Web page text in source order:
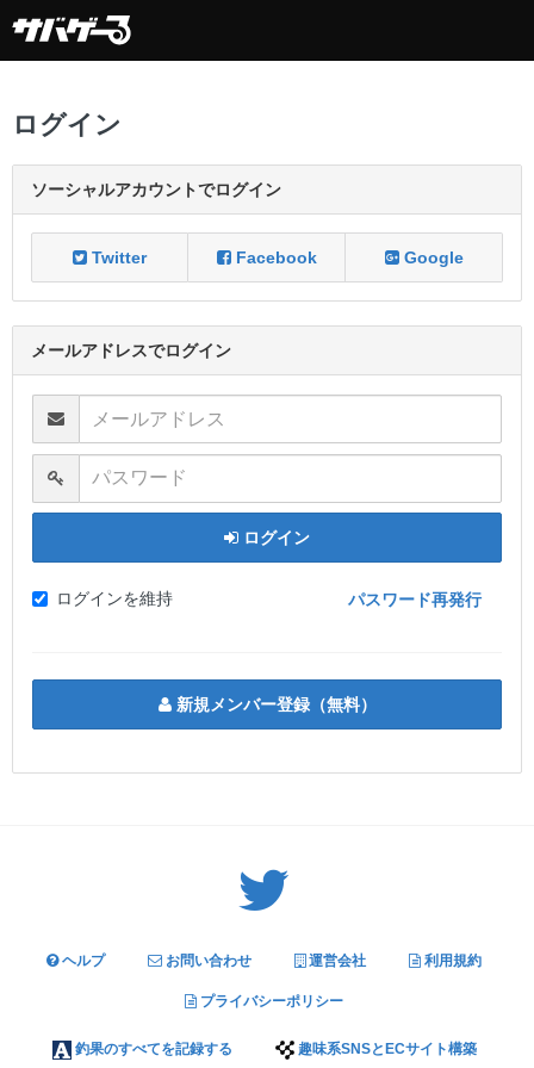
ログイン
ソーシャルアカウントでログイン
Twitter Facebook Google
メールアドレスでログイン
メールアドレス
パスワード
ログイン
ログインを維持 パスワード再発行
新規メンバー登録（無料）
ヘルプ お問い合わせ 運営会社 利用規約
プライバシーポリシー
釣果のすべてを記録する 趣味系SNSとECサイト構築